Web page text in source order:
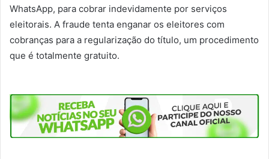
WhatsApp, para cobrar indevidamente por serviços
eleitorais. A fraude tenta enganar os eleitores com
cobranças para a regularização do título, um procedimento
que é totalmente gratuito.